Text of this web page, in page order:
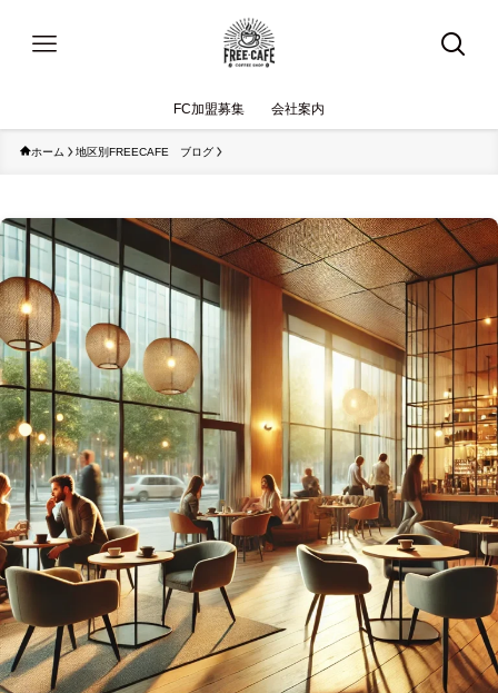
FC加盟募集 会社案内
ホーム 地区別FREECAFE ブログ